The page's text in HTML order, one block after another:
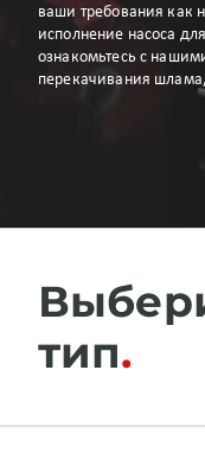
ваши требования
исполнение насоса
ознакомьтесь с
перекачивания
тип